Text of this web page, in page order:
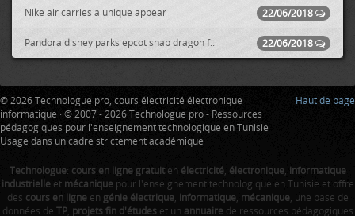
22/06/2018
Nike air carries a unique appear
22/06/2018
Pandora disney parks epcot snap dragon f..
Haut de page
© 2026 Technologue pro, cours électricité électronique
informatique · © 2007 - 2026 Technologue pro - Ressources
pédagogiques pour l'enseignement technologique en Tunisie
Usage dans un cadre strictement académique
Technologue: cours en ligne gratuiten électricité, électronique, informatique
industrielleet mécaniquepour l'enseignement technologique en Tunisie et offre
des cours en ligneen génie électrique, informatique, mécanique, une base de
données de TP, projets fin d'étudeset un annuairede ressources pédagogiques